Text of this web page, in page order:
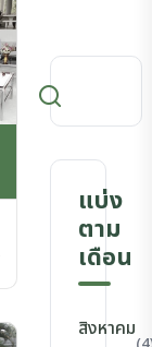
แบ่ง
ตาม
เดือน
สิงหาคม